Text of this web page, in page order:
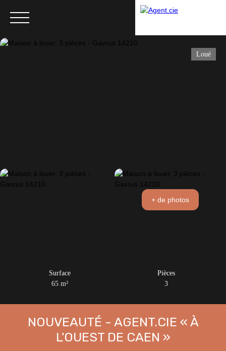
Loué
+ de photos
Surface
65 m²
Pièces
3
NOUVEAUTÉ - AGENT.CIE « À
L'OUEST DE CAEN »